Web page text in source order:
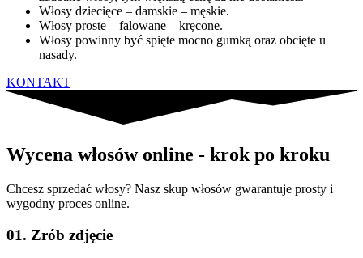
Włosy dziecięce – damskie – męskie.
Włosy proste – falowane – kręcone.
Włosy powinny być spięte mocno gumką oraz obcięte u
nasady.
KONTAKT
Wycena włosów online - krok po kroku
Chcesz sprzedać włosy? Nasz skup włosów gwarantuje prosty i
wygodny proces online.
01. Zrób zdjęcie